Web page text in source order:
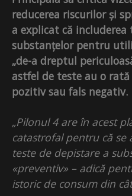
reducerea riscurilor și
a explicat că
substanțelor pentru
„de-a dreptul
astfel de teste au o
pozitiv sau fals negativ.
„Pilonul 4 are în acest
catastrofal pentru că
teste de depistare a
«preventiv» – adică
istoric de consum din